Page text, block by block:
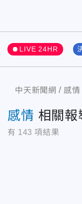
LIVE 24HR
中天新聞網 感情
感情 相關報
有 143 項結果